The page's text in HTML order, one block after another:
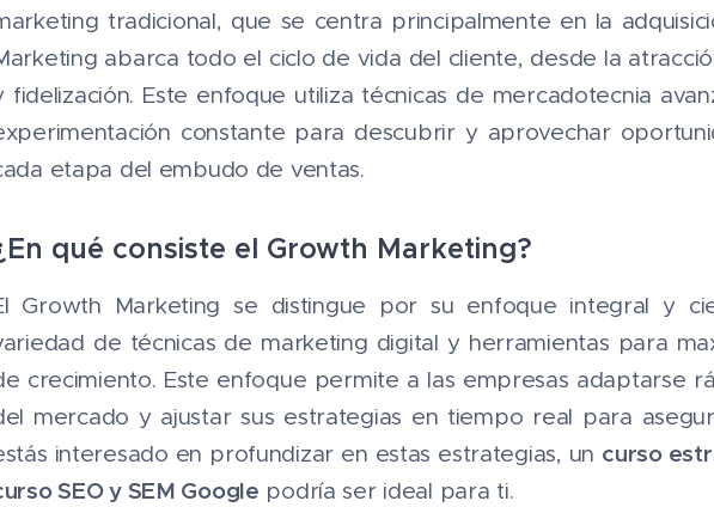
tradicional, que se centra principalmente en la
abarca todo el ciclo de vida del cliente, desde la
fidelización. Este enfoque utiliza técnicas de mercadotecnia
constante para descubrir y aprovechar
etapa del embudo de ventas.
qué consiste el Growth Marketing?
Growth Marketing se distingue por su enfoque integral y
de técnicas de marketing digital y herramientas para
crecimiento. Este enfoque permite a las empresas adaptarse
mercado y ajustar sus estrategias en tiempo real para
interesado en profundizar en estas estrategias, un curso
SEO y SEM Google podría ser ideal para ti.